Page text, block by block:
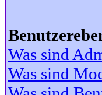
Was sind
Was sind